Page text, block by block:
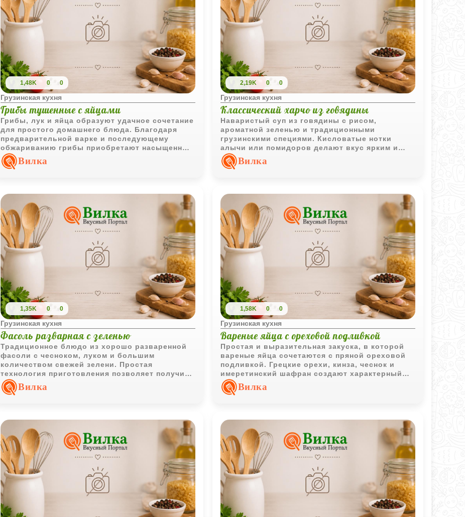
1,48K 0 0
Грузинская кухня
Грибы тушенные с яйцами
Грибы, лук и яйца образуют удачное сочетание
для простого домашнего блюда. Благодаря
предварительной варке и последующему
обжариванию грибы приобретают насыщенный
вкус, а зелень добавляет свежие ароматные
нотки.Вилка
2,19K 0 0
Грузинская кухня
Классический харчо из говядины
Наваристый суп из говядины с рисом,
ароматной зеленью и традиционными
грузинскими специями. Кисловатые нотки
алычи или помидоров делают вкус ярким и
хорошо сбалансированным.
Вилка
1,35K 0 0
Грузинская кухня
Фасоль разварная с зеленью
Традиционное блюдо из хорошо разваренной
фасоли с чесноком, луком и большим
количеством свежей зелени. Простая
технология приготовления позволяет получить
сытное и ароматное блюдо с насыщенным
вкусом.Вилка
1,58K 0 0
Грузинская кухня
Вареные яйца с ореховой подливкой
Простая и выразительная закуска, в которой
вареные яйца сочетаются с пряной ореховой
подливкой. Грецкие орехи, кинза, чеснок и
имеретинский шафран создают характерный
вкус, знакомый по традиционной грузинской
кухне.Вилка